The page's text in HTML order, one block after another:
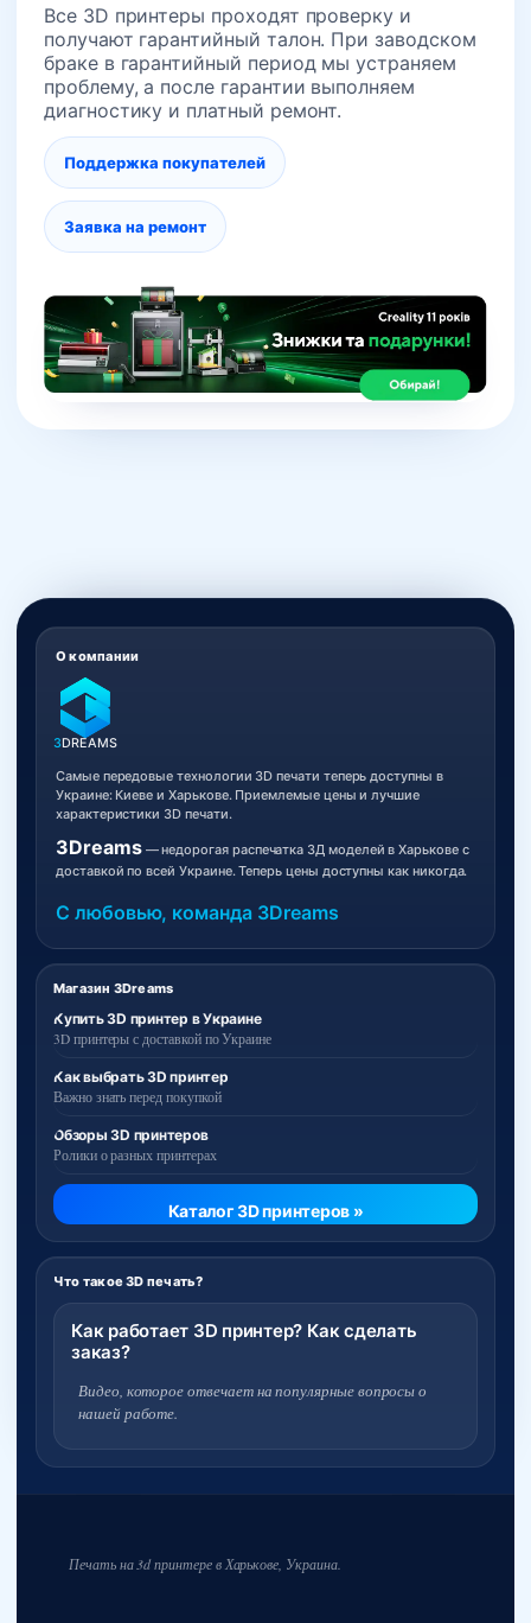
Все 3D принтеры проходят проверку и
получают гарантийный талон. При заводском
браке в гарантийный период мы устраняем
проблему, а после гарантии выполняем
диагностику и платный ремонт.
Поддержка покупателей
Заявка на ремонт
Магазин 3Dreams
Купить 3D принтер в Украине
3D принтеры с доставкой по Украине
Как выбрать 3D принтер
Важно знать перед покупкой
Обзоры 3D принтеров
Ролики о разных принтерах
Каталог 3D принтеров »
Что такое 3D печать?
Как работает 3D принтер? Как сделать
заказ?
Видео, которое отвечает на популярные вопросы о
нашей работе.
О компании
3DREAMS
Самые передовые технологии 3D печати теперь доступны в
Украине: Киеве и Харькове. Приемлемые цены и лучшие
характеристики 3D печати.
3Dreams— недорогая распечатка 3Д моделей в Харькове с
доставкой по всей Украине. Теперь цены доступны как никогда.
С любовью, команда 3Dreams
Печать на 3d принтере в Харькове, Украина.